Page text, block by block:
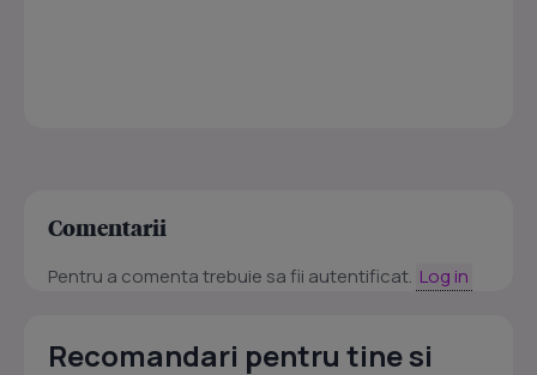
Comentarii
Pentru a comenta trebuie sa fii autentificat. Log in
Recomandari pentru tine si